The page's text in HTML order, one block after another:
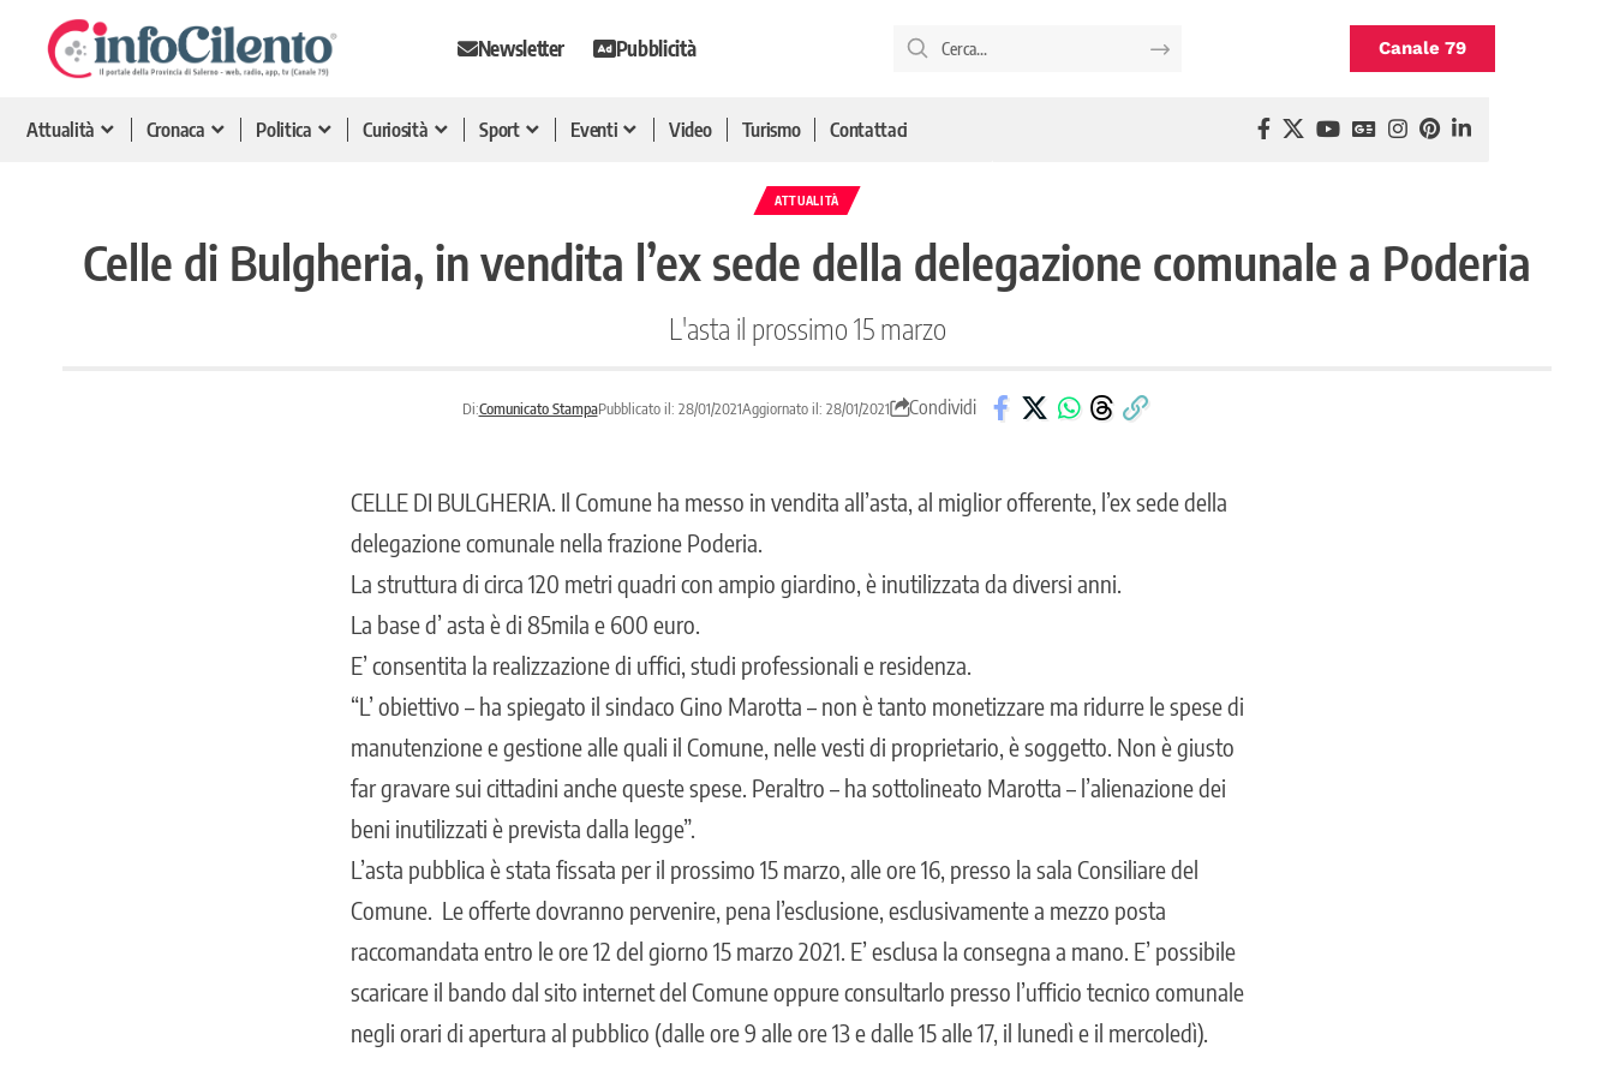
Newsletter Pubblicità Canale 79
Attualità Cronaca Politica Curiosità Sport Eventi Video Turismo Contattaci
ATTUALITÀ
Celle di Bulgheria, in vendita l’ex sede della delegazione comunale a Poderia
L'asta il prossimo 15 marzo
Di:Comunicato StampaPubblicato il: 28/01/2021Aggiornato il: 28/01/2021 Condividi
CELLE DI BULGHERIA. Il Comune ha messo in vendita all’asta, al miglior offerente, l’ex sede della
delegazione comunale nella frazione Poderia.
La struttura di circa 120 metri quadri con ampio giardino, è inutilizzata da diversi anni.
La base d’ asta è di 85mila e 600 euro.
E’ consentita la realizzazione di uffici, studi professionali e residenza.
“L’ obiettivo – ha spiegato il sindaco Gino Marotta – non è tanto monetizzare ma ridurre le spese di
manutenzione e gestione alle quali il Comune, nelle vesti di proprietario, è soggetto. Non è giusto
far gravare sui cittadini anche queste spese. Peraltro – ha sottolineato Marotta – l’alienazione dei
beni inutilizzati è prevista dalla legge”.
L’asta pubblica è stata fissata per il prossimo 15 marzo, alle ore 16, presso la sala Consiliare del
Comune. Le offerte dovranno pervenire, pena l’esclusione, esclusivamente a mezzo posta
raccomandata entro le ore 12 del giorno 15 marzo 2021. E’ esclusa la consegna a mano. E’ possibile
scaricare il bando dal sito internet del Comune oppure consultarlo presso l’ufficio tecnico comunale
negli orari di apertura al pubblico (dalle ore 9 alle ore 13 e dalle 15 alle 17, il lunedì e il mercoledì).